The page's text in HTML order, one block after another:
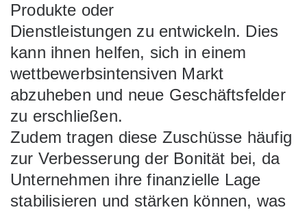
Produkte oder
Dienstleistungen zu entwickeln. Dies
kann ihnen helfen, sich in einem
wettbewerbsintensiven Markt
abzuheben und neue Geschäftsfelder
zu erschließen.
Zudem tragen diese Zuschüsse häufig
zur Verbesserung der Bonität bei, da
Unternehmen ihre finanzielle Lage
stabilisieren und stärken können, was